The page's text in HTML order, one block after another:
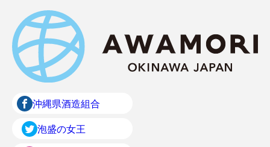
沖縄県酒造組合
泡盛の女王